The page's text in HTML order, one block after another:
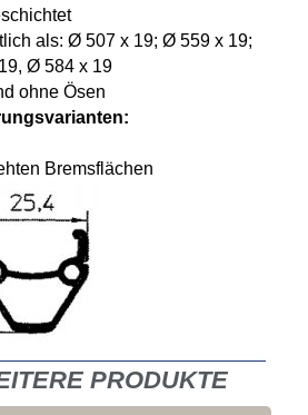
als: Ø 507 x 19; Ø 559 x 19;
Ø 584 x 19
ohne Ösen
Bremsflächen
PRODUKTE